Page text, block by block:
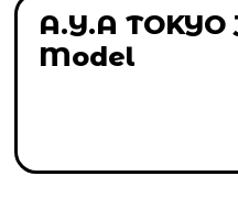
A.Y.A
Model